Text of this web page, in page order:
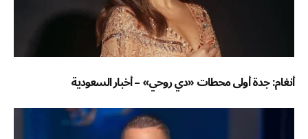
أنغام: جدة أولى محطات «دي روحي» – أخبار السعودية